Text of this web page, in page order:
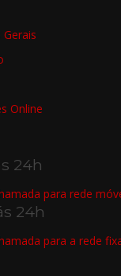
Online
24h
para rede
24h
para a rede